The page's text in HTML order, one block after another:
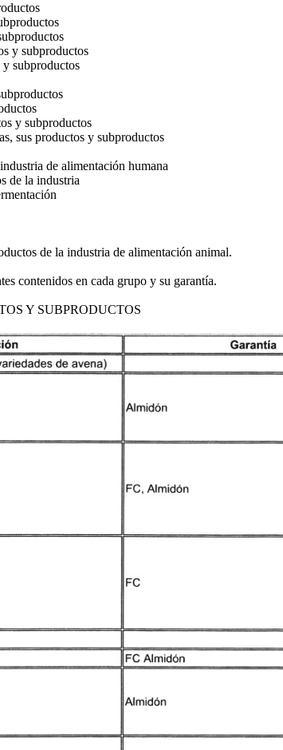
y subproductos
subproductos
y subproductos
sus productos y subproductos
de alimentación humana
de la industria
de la industria de alimentación animal.
contenidos en cada grupo y su garantía.
Y SUBPRODUCTOS